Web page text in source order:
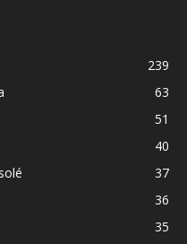
239
63
51
40
37
36
35